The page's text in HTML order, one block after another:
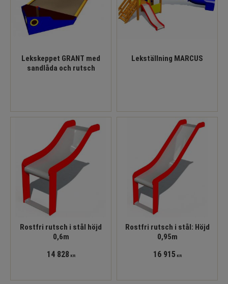
Lekskeppet GRANT med
sandlåda och rutsch
Lekställning MARCUS
Rostfri rutsch i stål höjd
0,6m
14 828 KR
Rostfri rutsch i stål: Höjd
0,95m
16 915 KR